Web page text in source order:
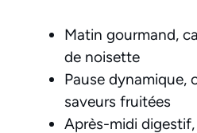
Matin gourmand,
de noisette
Pause dynamique,
saveurs fruitées
Après-midi